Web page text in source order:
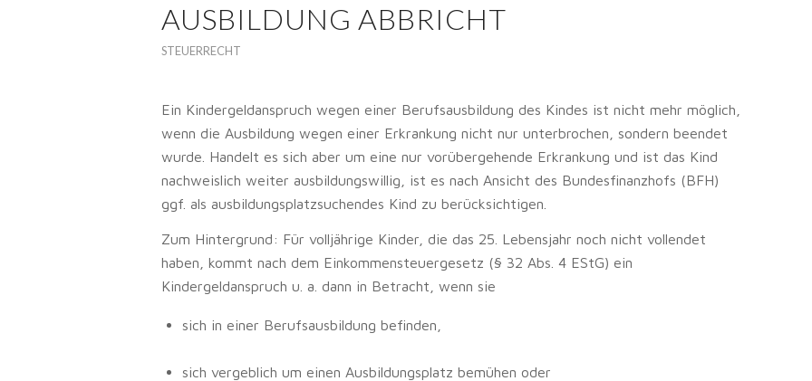
AUSBILDUNG ABBRICHT
STEUERRECHT
Ein Kindergeldanspruch wegen einer Berufsausbildung des Kindes ist nicht mehr möglich,
wenn die Ausbildung wegen einer Erkrankung nicht nur unterbrochen, sondern beendet
wurde. Handelt es sich aber um eine nur vorübergehende Erkrankung und ist das Kind
nachweislich weiter ausbildungswillig, ist es nach Ansicht des Bundesfinanzhofs (BFH)
ggf. als ausbildungsplatzsuchendes Kind zu berücksichtigen.
Zum Hintergrund: Für volljährige Kinder, die das 25. Lebensjahr noch nicht vollendet
haben, kommt nach dem Einkommensteuergesetz (§ 32 Abs. 4 EStG) ein
Kindergeldanspruch u. a. dann in Betracht, wenn sie
sich in einer Berufsausbildung befinden,
sich vergeblich um einen Ausbildungsplatz bemühen oder